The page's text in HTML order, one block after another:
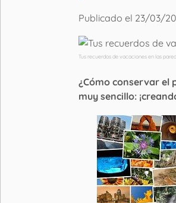
Publicado el 23/03/
Tus recuerdos de vacaciones en las
¿Cómo conservar el
muy sencillo: